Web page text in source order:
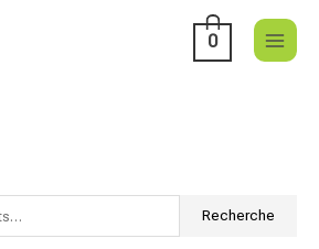
0
Recherche